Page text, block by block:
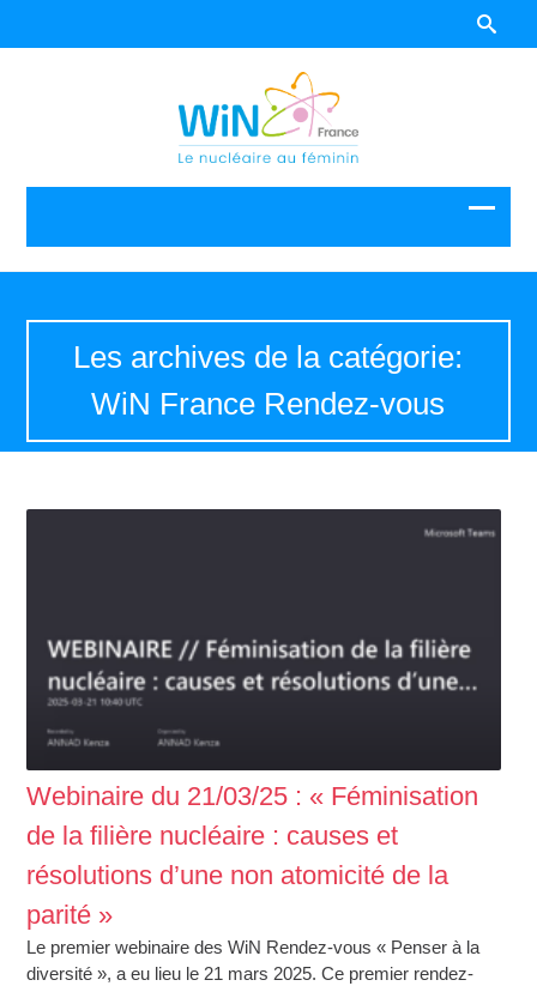
Les archives de la catégorie:
WiN France Rendez-vous
Webinaire du 21/03/25 : « Féminisation
de la filière nucléaire : causes et
résolutions d’une non atomicité de la
parité »
Le premier webinaire des WiN Rendez-vous « Penser à la
diversité », a eu lieu le 21 mars 2025. Ce premier rendez-